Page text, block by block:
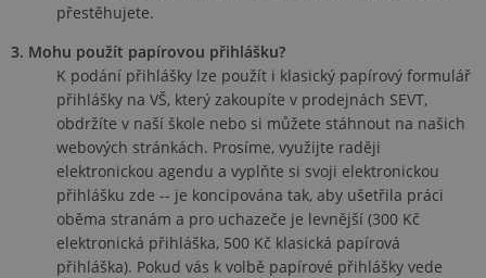
přestěhujete.
3. Mohu použít papírovou přihlášku?
K podání přihlášky lze použít i klasický papírový formulář
přihlášky na VŠ, který zakoupíte v prodejnách SEVT,
obdržíte v naší škole nebo si můžete stáhnout na našich
webových stránkách. Prosíme, využijte raději
elektronickou agendu a vyplňte si svoji elektronickou
přihlášku zde -- je koncipována tak, aby ušetřila práci
oběma stranám a pro uchazeče je levnější (300 Kč
elektronická přihláška, 500 Kč klasická papírová
přihláška). Pokud vás k volbě papírové přihlášky vede